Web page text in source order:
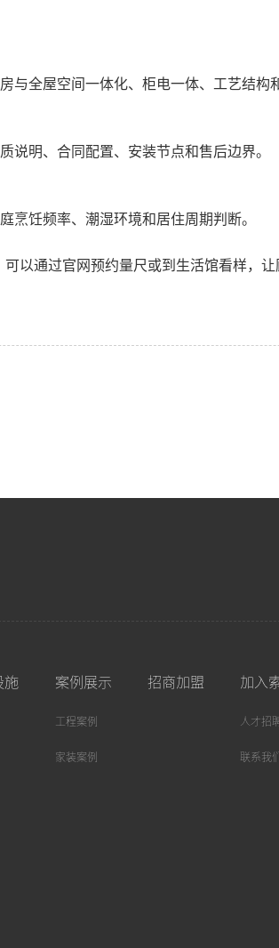
与全屋空间一体化、柜电一体、工艺结构
说明、合同配置、安装节点和售后边界。
烹饪频率、潮湿环境和居住周期判断。
以通过官网预约量尺或到生活馆看样，
施 案例展示
工程案例
家装案例
招商加盟 加入
人才招
联系我们